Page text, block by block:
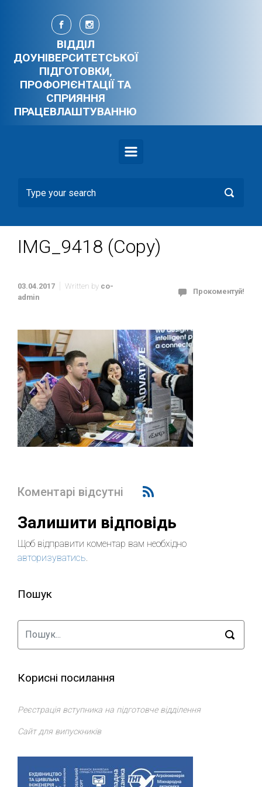
Skip to main content
ВІДДІЛ
ДОУНІВЕРСИТЕТСЬКОЇ
ПІДГОТОВКИ,
ПРОФОРІЄНТАЦІЇ ТА
СПРИЯННЯ
ПРАЦЕВЛАШТУВАННЮ
IMG_9418 (Copy)
03.04.2017 Written by co-
admin
Прокоментуй!
Коментарі відсутні
Залишити відповідь
Щоб відправити коментар вам необхідно
авторизуватись.
Пошук
Корисні посилання
Реєстрація вступника на підготовче відділення
Сайт для випускників